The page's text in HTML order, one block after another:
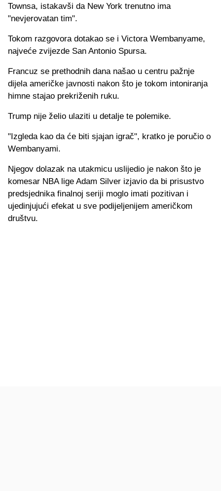
Townsa, istakavši da New York trenutno ima
"nevjerovatan tim".
Tokom razgovora dotakao se i Victora Wembanyame,
najveće zvijezde San Antonio Spursa.
Francuz se prethodnih dana našao u centru pažnje
dijela američke javnosti nakon što je tokom intoniranja
himne stajao prekriženih ruku.
Trump nije želio ulaziti u detalje te polemike.
"Izgleda kao da će biti sjajan igrač", kratko je poručio o
Wembanyami.
Njegov dolazak na utakmicu uslijedio je nakon što je
komesar NBA lige Adam Silver izjavio da bi prisustvo
predsjednika finalnoj seriji moglo imati pozitivan i
ujedinjujući efekat u sve podijeljenijem američkom
društvu.